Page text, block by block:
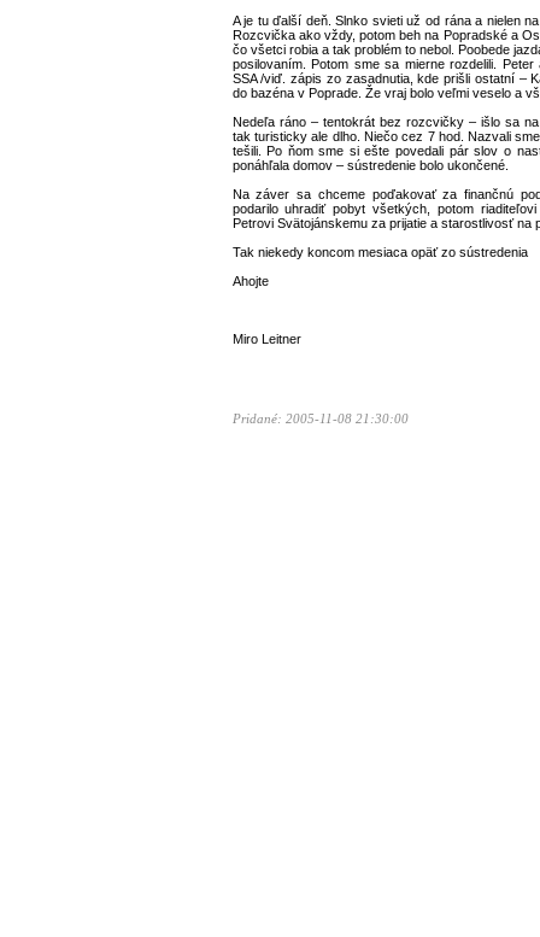
A je tu ďalší deň. Slnko svieti už od rána a nielen
Rozcvička ako vždy, potom beh na Popradské a
čo všetci robia a tak problém to nebol. Poobede
posilovaním. Potom sme sa mierne rozdelili.
SSA /viď. zápis zo zasadnutia, kde prišli ostatní –
do bazéna v Poprade. Že vraj bolo veľmi veselo a
Nedeľa ráno – tentokrát bez rozcvičky – išlo sa
tak turisticky ale dlho. Niečo cez 7 hod. Nazvali
tešili. Po ňom sme si ešte povedali pár slov o
ponáhľala domov – sústredenie bolo ukončené.
Na záver sa chceme poďakovať za finančnú
podarilo uhradiť pobyt všetkých, potom
Petrovi Svätojánskemu za prijatie a starostlivosť na
Tak niekedy koncom mesiaca opäť zo sústredenia
Ahojte
Miro Leitner
Pridané: 2005-11-08 21:30:00